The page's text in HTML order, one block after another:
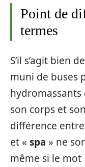
Point de
termes
S’il s’agit bien
muni de buses
son corps et
différence
et « spa » ne
même si le mot